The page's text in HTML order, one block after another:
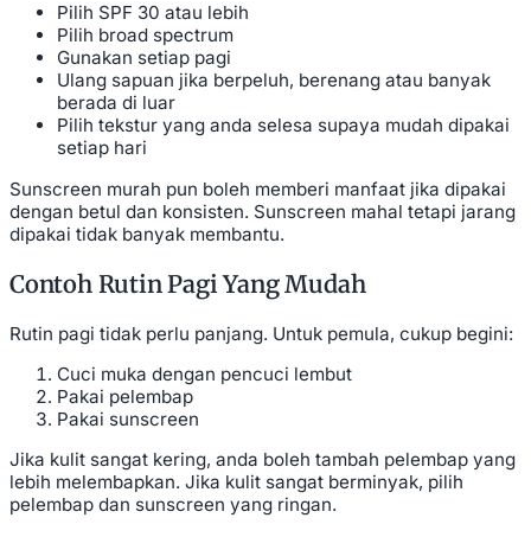
Pilih SPF 30 atau lebih
Pilih broad spectrum
Gunakan setiap pagi
Ulang sapuan jika berpeluh, berenang atau banyak
berada di luar
Pilih tekstur yang anda selesa supaya mudah dipakai
setiap hari
Sunscreen murah pun boleh memberi manfaat jika dipakai
dengan betul dan konsisten. Sunscreen mahal tetapi jarang
dipakai tidak banyak membantu.
Contoh Rutin Pagi Yang Mudah
Rutin pagi tidak perlu panjang. Untuk pemula, cukup begini:
Cuci muka dengan pencuci lembut
Pakai pelembap
Pakai sunscreen
Jika kulit sangat kering, anda boleh tambah pelembap yang
lebih melembapkan. Jika kulit sangat berminyak, pilih
pelembap dan sunscreen yang ringan.